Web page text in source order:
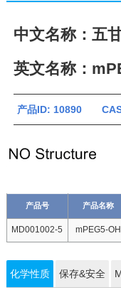
中文名称：五
英文名称：
产品ID: 10890 CAS
产品号 产品名称
MD001002-5 mPEG5-OH
化学性质 保存&安全